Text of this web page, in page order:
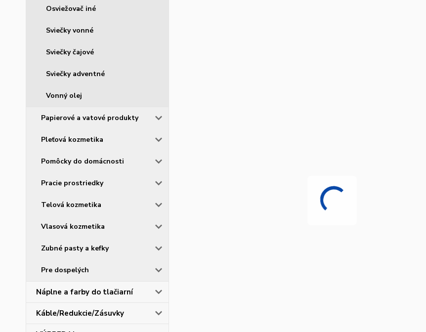
Osviežovač iné
Sviečky vonné
Sviečky čajové
Sviečky adventné
Vonný olej
Papierové a vatové produkty
Pleťová kozmetika
Pomôcky do domácnosti
Pracie prostriedky
Telová kozmetika
Vlasová kozmetika
Zubné pasty a kefky
Pre dospelých
Náplne a farby do tlačiarní
Káble/Redukcie/Zásuvky